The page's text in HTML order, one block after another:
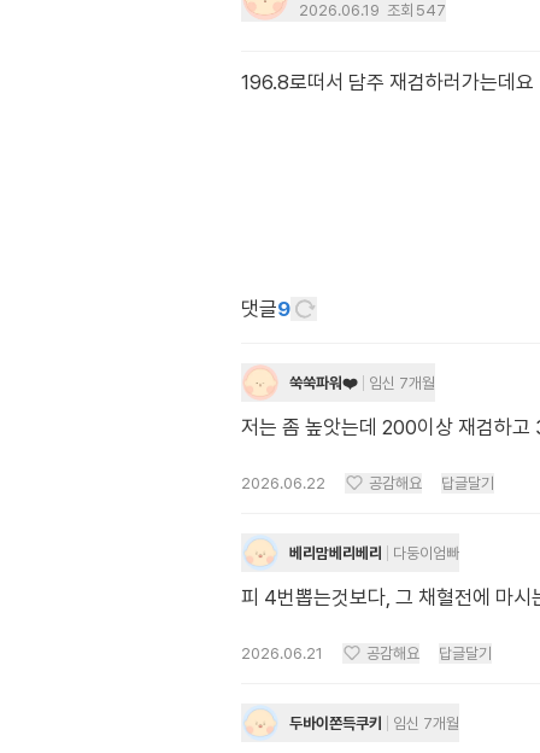
2026.06.19 조회 547
댓글9
쑥쑥파워❤️ 임신 7개월
저는 좀 높앗는데 200이상 재검하고
2026.06.22 공감해요 답글달기
베리맘베리베리 다둥이엄빠
피 4번뽑는것보다, 그 채혈전에 마
2026.06.21 공감해요 답글달기
두바이쫀득쿠키 임신 7개월